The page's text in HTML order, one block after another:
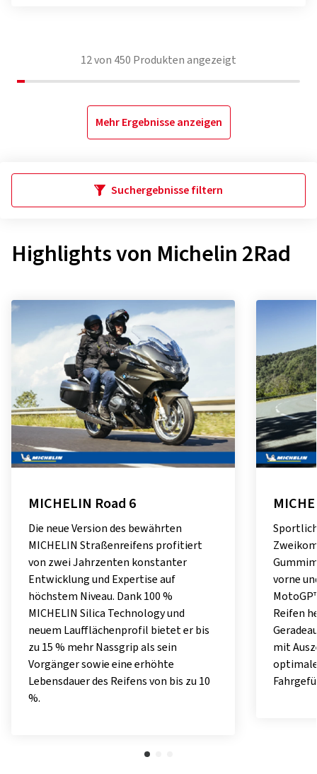
12von 450 Produkten angezeigt
Mehr Ergebnisse anzeigen
Suchergebnisse filtern
Highlights von Michelin 2Rad
MICHELIN Road 6
Die neue Version des bewährten
MICHELIN Straßenreifens profitiert
von zwei Jahrzenten konstanter
Entwicklung und Expertise auf
höchstem Niveau. Dank 100 %
MICHELIN Silica Technology und
neuem Laufflächenprofil bietet er bis
zu 15 % mehr Nassgrip als sein
Vorgänger sowie eine erhöhte
Lebensdauer des Reifens von bis zu 10
%.
vorne
Reifen
mit